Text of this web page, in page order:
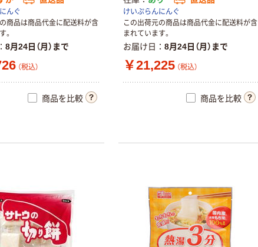
んぐ
商品は商品代金に配送料が含
。
8月24日（月）まで
（税込）
商品を比較
けいぷらんにんぐ
この出荷元の商品は商品代金に配送料が含
まれています。
お届け日 8月24日（月）まで
￥21,225 （税込）
商品を比較